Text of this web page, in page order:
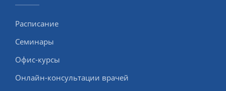
Расписание
Семинары
Офис-курсы
Онлайн-консультации врачей